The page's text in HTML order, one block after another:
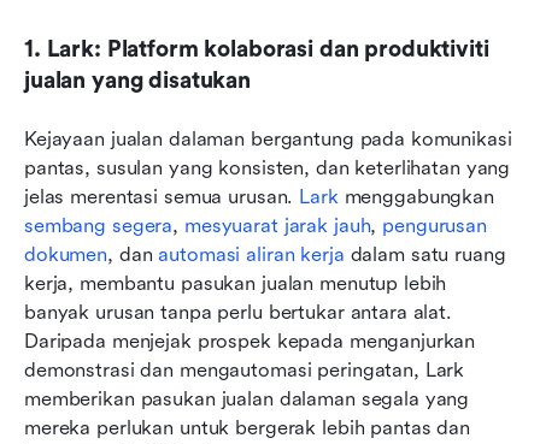
1. Lark: Platform kolaborasi dan produktiviti
jualan yang disatukan
Kejayaan jualan dalaman bergantung pada komunikasi
pantas, susulan yang konsisten, dan keterlihatan yang
jelas merentasi semua urusan. Lark
sembang segera, mesyuarat jarak jauh, pengurusan
dokumen, dan automasi aliran kerja dalam satu ruang
kerja, membantu pasukan jualan menutup lebih
banyak urusan tanpa perlu bertukar antara alat.
Daripada menjejak prospek kepada menganjurkan
demonstrasi dan mengautomasi peringatan, Lark
memberikan pasukan jualan dalaman segala yang
mereka perlukan untuk bergerak lebih pantas dan